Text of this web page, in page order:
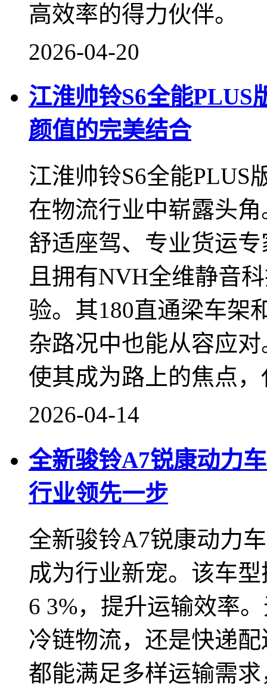
高效率的得力伙伴。
2026-04-20
江淮帅铃S6全能
颜值的完美结合
江淮帅铃S6全能PLUS
在物流行业中崭露头
舒适座驾、专业货运
且拥有NVH全维静音
验。其180直通梁车架
杂路况中也能从容应
使其成为路上的焦点
2026-04-14
全新骏铃A7锐康动力
行业领先一步
全新骏铃A7锐康动力
成为行业新宠。该车
6 3%，提升运输效率
冷链物流，还是快递
都能满足多样运输需